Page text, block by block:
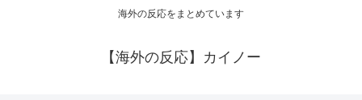
海外の反応をまとめています
【海外の反応】カイノー